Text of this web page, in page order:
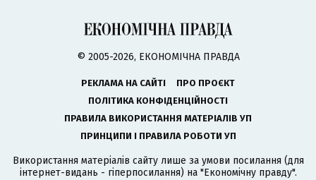
© 2005-2026, ЕКОНОМІЧНА ПРАВДА
РЕКЛАМА НА САЙТІ
ПРО ПРОЄКТ
ПОЛІТИКА КОНФІДЕНЦІЙНОСТІ
ПРАВИЛА ВИКОРИСТАННЯ МАТЕРІАЛІВ УП
ПРИНЦИПИ І ПРАВИЛА РОБОТИ УП
Використання матеріалів сайту лише за умови посилання (для
інтернет-видань - гіперпосилання) на "Економічну правду".